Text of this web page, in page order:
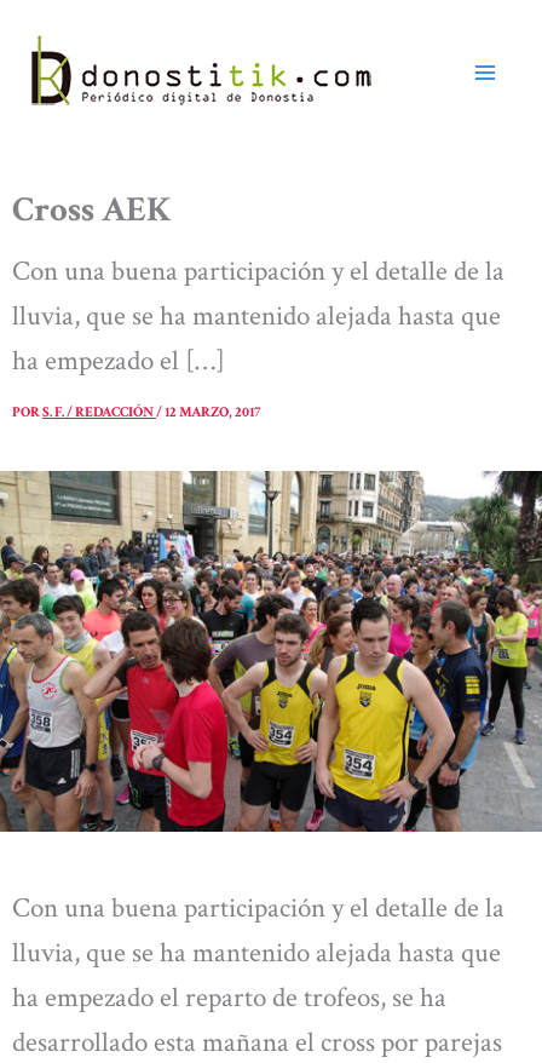
contenido
Cross AEK
Con una buena participación y el detalle de la
lluvia, que se ha mantenido alejada hasta que
ha empezado el […]
PORS. F. / REDACCIÓN/12 MARZO, 2017
Con una buena participación y el detalle de la
lluvia, que se ha mantenido alejada hasta que
ha empezado el reparto de trofeos, se ha
desarrollado esta mañana el cross por parejas